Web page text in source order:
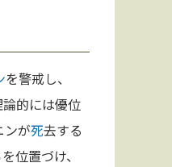
を警戒し、
的には優位
ンが死去する
位置づけ、